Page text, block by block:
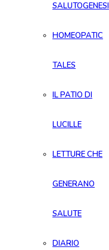
SALUTOGENESI
HOMEOPATIC
TALES
IL PATIO DI
LUCILLE
LETTURE CHE
GENERANO
SALUTE
DIARIO